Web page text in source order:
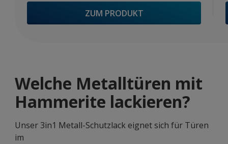
ZUM PRODUKT
Welche Metalltüren mit
Hammerite lackieren?
Unser 3in1 Metall-Schutzlack eignet sich für Türen
im